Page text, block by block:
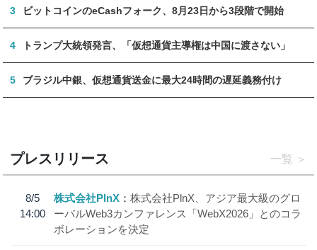
3 ビットコインのeCashフォーク、8月23日から3段階で開始
4 トランプ大統領発言、「仮想通貨主導権は中国に渡さない」
5 ブラジル中銀、仮想通貨送金に最大24時間の遅延義務付け
プレスリリース 一覧
8/5
14:00
株式会社PlnX
株式会社PlnX、アジア最大級のグロ
ーバルWeb3カンファレンス「WebX2026」とのコラ
ボレーションを決定